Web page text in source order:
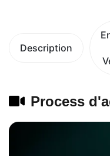
Description
Process